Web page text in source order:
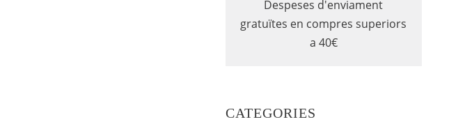
Despeses d'enviament
gratuïtes en compres superiors
a 40€
CATEGORIES